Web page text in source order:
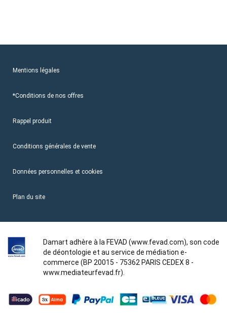
Mentions légales
*Conditions de nos offres
Rappel produit
Conditions générales de vente
Données personnelles et cookies
Plan du site
Damart adhère à la FEVAD (www.fevad.com), son code
de déontologie et au service de médiation e-
commerce (BP 20015 - 75362 PARIS CEDEX 8 -
www.mediateurfevad.fr).